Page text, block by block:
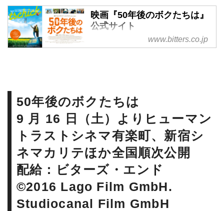
映画『50年後のボクたちは』
公式サイト
名匠ファティ・アキンが、世界
ードムービー『50年後のボクた
ちは』公式サイト｜９/１６
（土）より、ヒューマントラス
トシネマ有楽町、新宿シネマカ
リテほかにて全国順次公開！
www.bitters.co.jp
50年後のボクたちは
9 月 16 日（土）よりヒューマン
トラストシネマ有楽町、新宿シ
ネマカリテほか全国順次公開
配給：ビターズ・エンド
©2016 Lago Film GmbH.
Studiocanal Film GmbH